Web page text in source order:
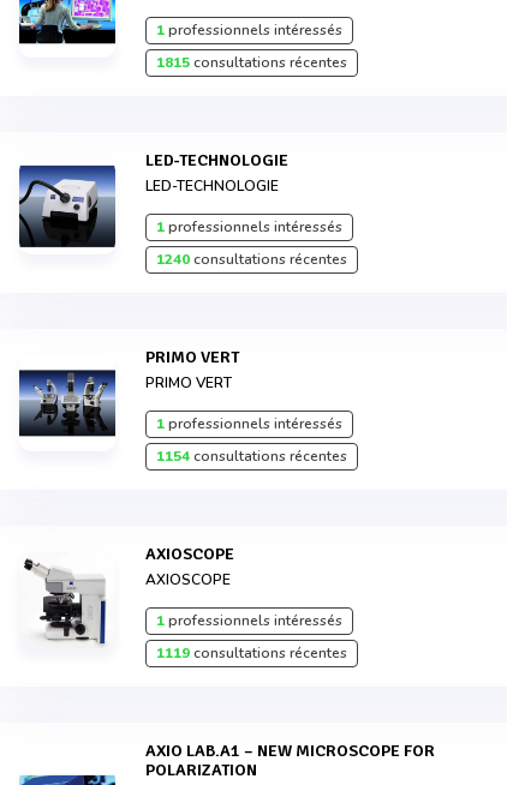
1professionnels intéressés
1815consultations récentes
LED-TECHNOLOGIE
LED-TECHNOLOGIE
1professionnels intéressés
1240consultations récentes
PRIMO VERT
PRIMO VERT
1professionnels intéressés
1154consultations récentes
AXIOSCOPE
AXIOSCOPE
1professionnels intéressés
1119consultations récentes
AXIO LAB.A1 – NEW MICROSCOPE FOR
POLARIZATION